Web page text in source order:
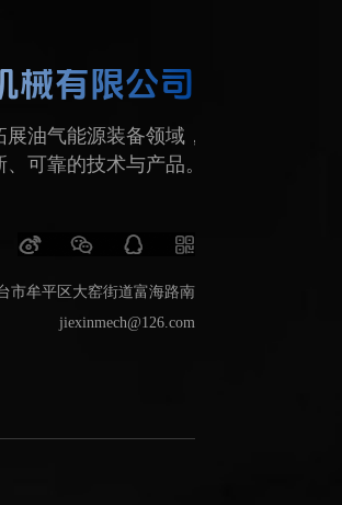
械有限公司
油气能源装备领域，
可靠的技术与产品。
市牟平区大窑街道富海路南
jiexinmech@126.com